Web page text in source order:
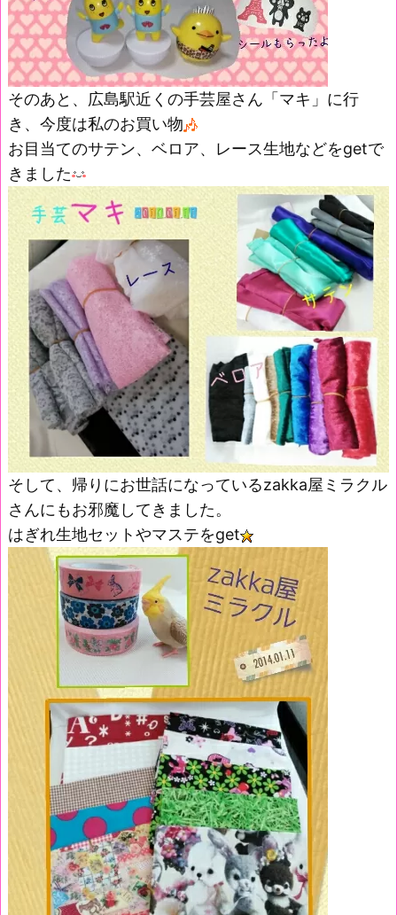
そのあと、広島駅近くの手芸屋さん「マキ」に行
き、今度は私のお買い物
お目当てのサテン、ベロア、レース生地などをgetで
きました
そして、帰りにお世話になっているzakka屋ミラクル
さんにもお邪魔してきました。
はぎれ生地セットやマステをget